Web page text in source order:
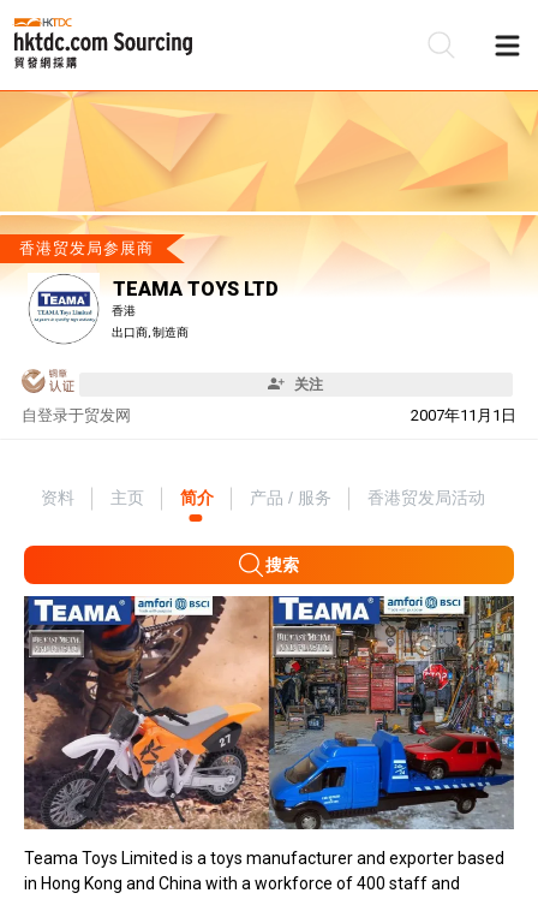
香港贸发局参展商
TEAMA TOYS LTD
香港
出口商, 制造商
关注
自 2007年11月1日
登录于贸发网
资料 主页 简介 产品 / 服务 香港贸发局活动
搜索
Teama Toys Limited is a toys manufacturer and exporter based
in Hong Kong and China with a workforce of 400 staff and